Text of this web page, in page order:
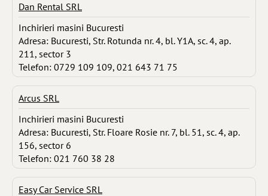
Dan Rental SRL
Inchirieri masini Bucuresti
Adresa: Bucuresti, Str. Rotunda nr. 4, bl. Y1A, sc. 4, ap.
211, sector 3
Telefon: 0729 109 109, 021 643 71 75
Arcus SRL
Inchirieri masini Bucuresti
Adresa: Bucuresti, Str. Floare Rosie nr. 7, bl. 51, sc. 4, ap.
156, sector 6
Telefon: 021 760 38 28
Easy Car Service SRL